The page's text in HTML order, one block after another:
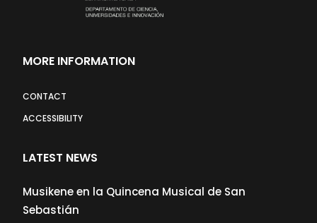
MORE INFORMATION
CONTACT
ACCESSIBILITY
LATEST NEWS
Musikene en la Quincena Musical de San
Sebastián